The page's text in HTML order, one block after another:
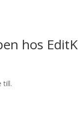
hos EditK
till.